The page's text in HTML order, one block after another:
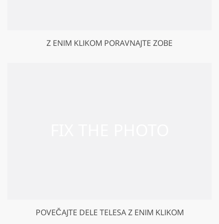
Z ENIM KLIKOM PORAVNAJTE ZOBE
POVEČAJTE DELE TELESA Z ENIM KLIKOM